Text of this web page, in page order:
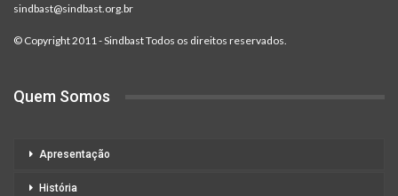
sindbast@sindbast.org.br
© Copyright 2011 - Sindbast Todos os direitos reservados.
Quem Somos
Apresentação
História